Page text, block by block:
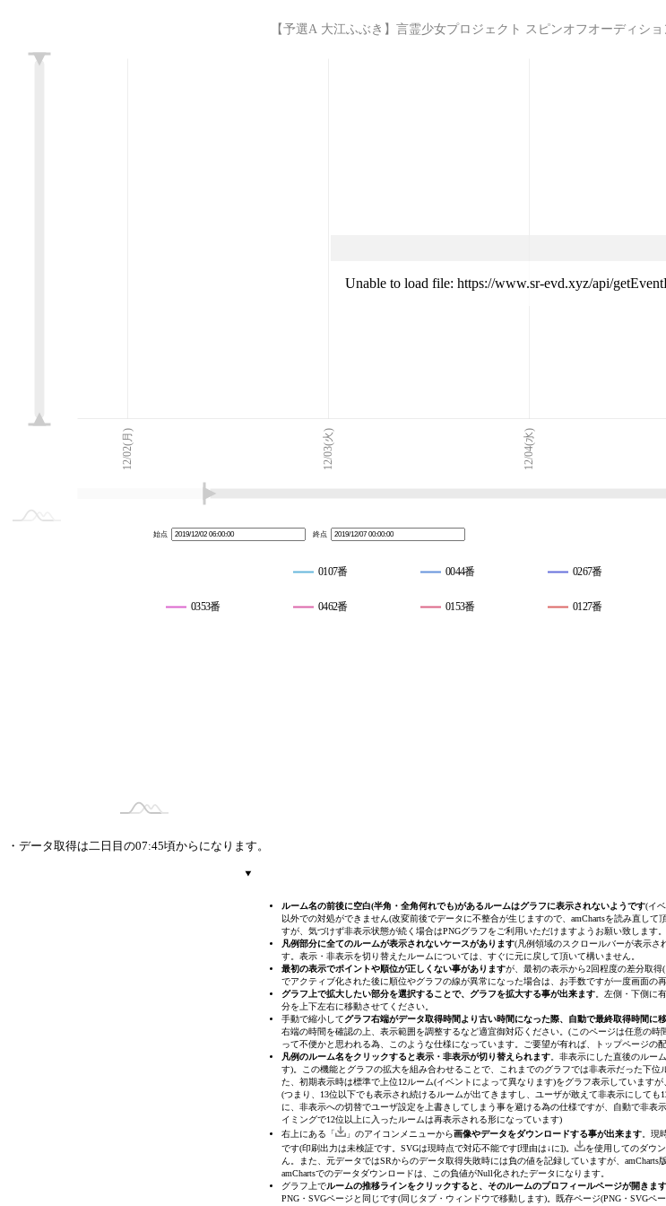
【予選A 大江ふぶき】言霊少女プロジェクト スピンオフオーディショ
2019/12
12/02(月) 12/03(火) 12/04(水)
12/08(日)
Unable to load file: https://www.sr-evd.xyz/api/
始点 終点
0107番 0044番 0267番
0353番 0462番 0153番 0127番
・データ取得は二日目の07:45頃からになります。
ルーム名の前後に空白(半角・全角何れでも)があるルームはグラフに表示されないようです(イ
以外での対処ができません(改変前後でデータに不整合が生じますので、amChartsを読み直し
すが、気づけず非表示状態が続く場合はPNGグラフをご利用いただけますようお願い致します。
凡例部分に全てのルームが表示されないケースがあります(凡例領域のスクロールバーが表示さ
す。表示・非表示を切り替えたルームについては、すぐに元に戻して頂いて構いません。
最初の表示でポイントや順位が正しくない事がありますが、最初の表示から2回程度の差分取
でアクティブ化された後に順位やグラフの線が異常になった場合は、お手数ですが一度画面の
グラフ上で拡大したい部分を選択することで、グラフを拡大する事が出来ます。左側・下側に
分を上下左右に移動させてください。
手動で縮小してグラフ右端がデータ取得時間より古い時間になった際、自動で最終取得時間
右端の時間を確認の上、表示範囲を調整するなど適宜御対応ください。 (このページは任意の時
って不便かと思われる為、このような仕様になっています。ご要望が有れば、トップページ
凡例のルーム名をクリックすると表示・非表示が切り替えられます。非表示にした直後のルー
す)。この機能とグラフの拡大を組み合わせることで、これまでのグラフでは非表示だった下
た、初期表示時は標準で上位12ルーム(イベントによって異なります)をグラフ表示しています
(つまり、13位以下でも表示され続けるルームが出てきますし、ユーザが敢えて非表示にして
に、非表示への切替でユーザ設定を上書きしてしまう事を避ける為の仕様ですが、自動で非
イミングで12位以上に入ったルームは再表示される形になっています)
右上にある「
」のアイコンメニューから画像やデータをダウンロードする事が出来ます。現
です(印刷出力は未検証です。SVGは現時点で対応不能です[理由は↓に])。
を使用してのダウ
ん。また、元データではSRからのデータ取得失敗時には負の値を記録していますが、
amChartsでのデータダウンロードは、この負値がNull化されたデータになります。
グラフ上でルームの推移ラインをクリックすると、そのルームのプロフィールページが開きます
PNG・SVGページと同じです(同じタブ・ウィンドウで移動します)。既存ページ(PNG・SVG